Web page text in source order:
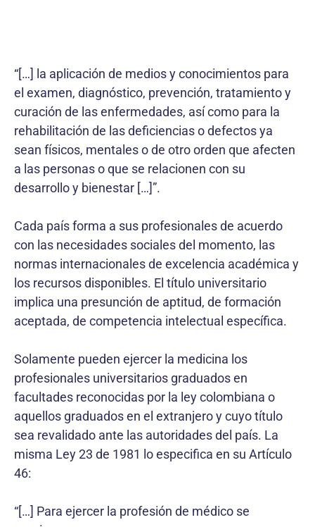
“[…] la aplicación de medios y conocimientos para
el examen, diagnóstico, prevención, tratamiento y
curación de las enfermedades, así como para la
rehabi­litación de las deficiencias o defectos ya
sean físicos, mentales o de otro orden que afecten
a las personas o que se relacionen con su
desarrollo y bienestar […]”.
Cada país forma a sus profesionales de acuerdo
con las necesidades sociales del momento, las
normas internacionales de excelencia académica y
los recursos disponibles. El título universitario
implica una presun­ción de aptitud, de formación
aceptada, de competencia intelectual específica.
Solamente pueden ejercer la medicina los
profesiona­les universitarios graduados en
facultades reconocidas por la ley colombiana o
aquellos graduados en el extranjero y cuyo título
sea revalidado ante las autoridades del país. La
misma Ley 23 de 1981 lo especifica en su Artículo
46:
“[…] Para ejercer la profesión de médico se